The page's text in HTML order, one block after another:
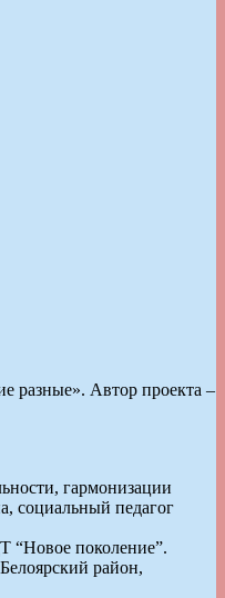
разные». Автор проекта –
гармонизации
социальный педагог
“Новое поколение”.
район,